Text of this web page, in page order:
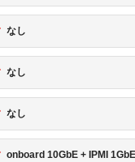
なし
なし
なし
onboard 10GbE + IPMI 1GbE